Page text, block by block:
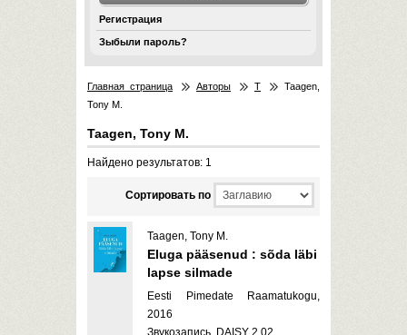
Регистрация
Зыбыли пароль?
Главная страница Авторы T
Taagen,
Tony M.
Taagen, Tony M.
Найдено результатов: 1
Cортировать по
Taagen, Tony M.
Eluga pääsenud : sõda läbi
lapse silmade
Eesti Pimedate Raamatukogu,
2016
Звукозапись, DAISY 2.02